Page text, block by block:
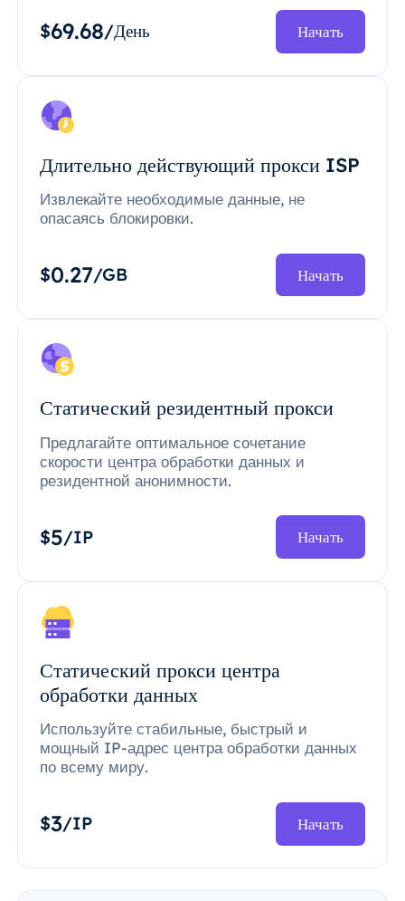
$69.68/День Начать
Длительно действующий прокси ISP
Извлекайте необходимые данные, не
опасаясь блокировки.
$0.27/GB Начать
Статический резидентный прокси
Предлагайте оптимальное сочетание
скорости центра обработки данных и
резидентной анонимности.
$5/IP Начать
Статический прокси центра
обработки данных
Используйте стабильные, быстрый и
мощный IP-адрес центра обработки данных
по всему миру.
$3/IP Начать